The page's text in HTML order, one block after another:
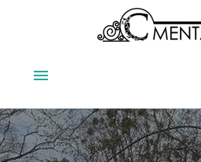
menu